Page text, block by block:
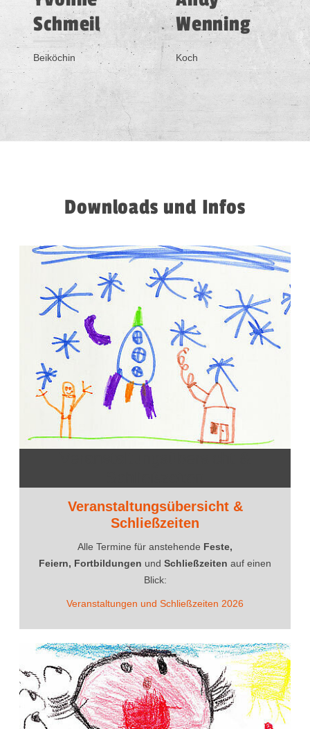
Schmeil
Beiköchin
Wenning
Koch
Downloads und Infos
Veranstaltungsübersicht &
Schließzeiten
Alle Termine für anstehende Feste,
Feiern, Fortbildungen und Schließzeiten auf einen
Blick:
Veranstaltungen und Schließzeiten 2026